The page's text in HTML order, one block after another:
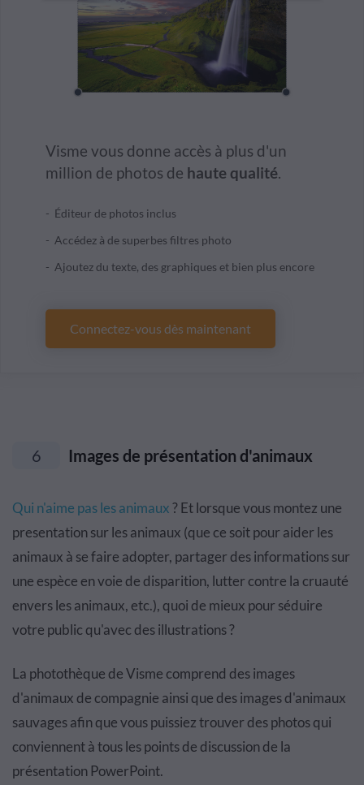
Visme vous donne accès à plus d'un
million de photos de haute qualité
Éditeur de photos inclus
Accédez à de superbes filtres photo
Ajoutez du texte, des graphiques et bien plus encore
Connectez-vous dès maintenant
6 Images de présentation d'animaux
Qui n'aime pas les animaux? Et lorsque vous montez une
presentation sur les animaux (que ce soit pour aider les
animaux à se faire adopter, partager des informations sur
une espèce en voie de disparition, lutter contre la cruauté
envers les animaux, etc.), quoi de mieux pour séduire
votre public qu'avec des illustrations ?
La photothèque de Visme comprend des images
d'animaux de compagnie ainsi que des images d'animaux
sauvages afin que vous puissiez trouver des photos qui
conviennent à tous les points de discussion de la
présentation PowerPoint.